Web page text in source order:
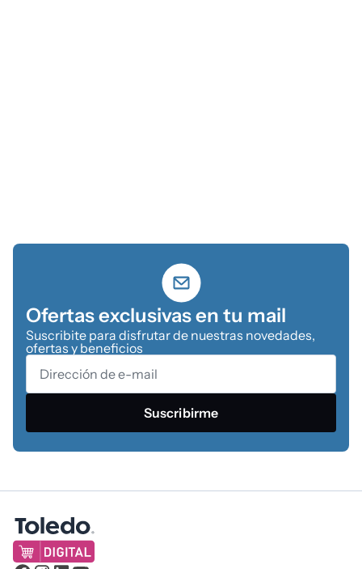
Ofertas exclusivas en tu mail
Suscribite para disfrutar de nuestras novedades,
ofertas y beneficios
Suscribirme